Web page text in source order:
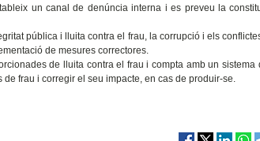
un canal de denúncia interna i es preveu la
pública i lluita contra el frau, la corrupció i els
de mesures correctores.
de lluita contra el frau i compta amb un sistema
frau i corregir el seu impacte, en cas de produir-se.